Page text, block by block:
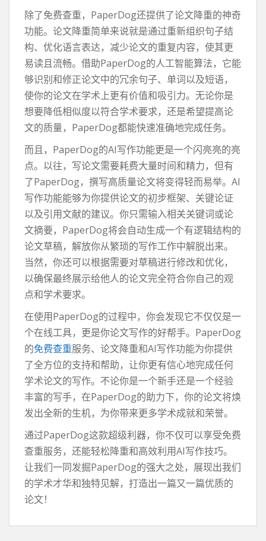
除了免费查重，PaperDog还提供了论文降重的神奇
功能。论文降重简单来说就是通过重新组织句子结
构、优化语言表达，减少论文的重复内容，使其更
易读且流畅。借助PaperDog的人工智能算法，它能
够识别和修正论文中的冗余句子、单词以及短语，
使你的论文在学术上更有价值和吸引力。无论你是
想要降低相似度以符合学术要求，还是希望提高论
文的质量，PaperDog都能快速准确地完成任务。
而且，PaperDog的AI写作功能更是一个闪亮亮的亮
点。以往，写论文需要耗费大量时间和精力，但有
了PaperDog，撰写高质量论文将变得轻而易举。AI
写作功能能够为你提供论文的初步框架、关键论证
以及引用文献的建议。你只需输入相关关键词或论
文摘要，PaperDog将会自动生成一个有逻辑结构的
论文草稿，解放你从繁琐的写作工作中解脱出来。
当然，你还可以根据需要对草稿进行修改和优化，
以确保最终展示给他人的论文完全符合你自己的观
点和学术要求。
在使用PaperDog的过程中，你会发现它不仅仅是一
个在线工具，更是你论文写作的好帮手。PaperDog
的免费查重服务、论文降重和AI写作功能为你提供
了全方位的支持和帮助，让你更有信心地完成任何
学术论文的写作。不论你是一个新手还是一个经验
丰富的写手，在PaperDog的助力下，你的论文将焕
发出全新的生机，为你带来更多学术成就和荣誉。
通过PaperDog这款超级利器，你不仅可以享受免费
查重服务，还能轻松降重和高效利用AI写作技巧。
让我们一同发掘PaperDog的强大之处，展现出我们
的学术才华和独特见解，打造出一篇又一篇优质的
论文！